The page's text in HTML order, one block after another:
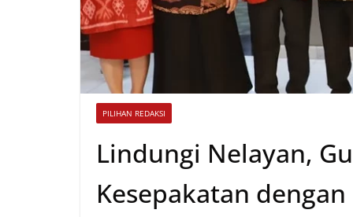
PILIHAN REDAKSI
Lindungi Nelayan,
Kesepakatan dengan